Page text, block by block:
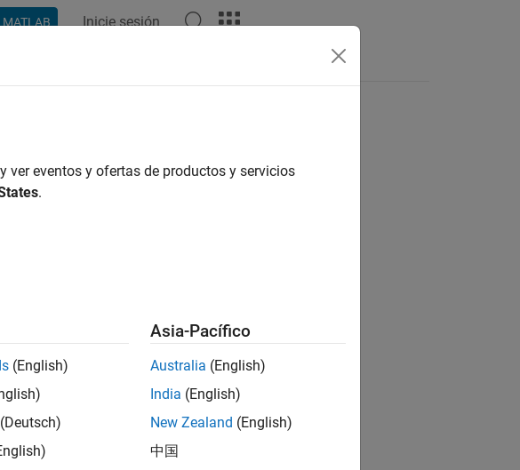
Inicie sesión
útil fue esta traducción?
eventos y ofertas de productos y servicios
.
(English)
(Deutsch)
Asia-Pacífico
Australia (English)
India (English)
New Zealand (English)
中国